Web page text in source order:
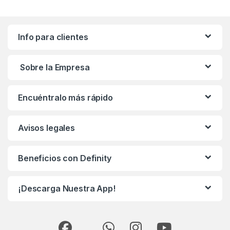
Info para clientes
Sobre la Empresa
Encuéntralo más rápido
Avisos legales
Beneficios con Definity
¡Descarga Nuestra App!